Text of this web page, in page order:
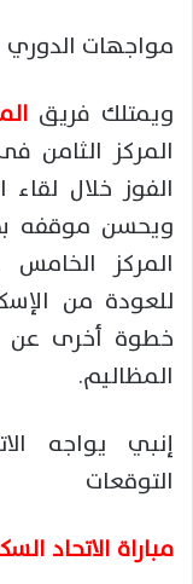
مواجهات
ويمتلك فريق
المركز الثامن
ويحسن موقفه
للعودة من
خطوة أخرى عن
المظاليم.
إنبي يواجه
التوقعات
مباراة الاتحاد